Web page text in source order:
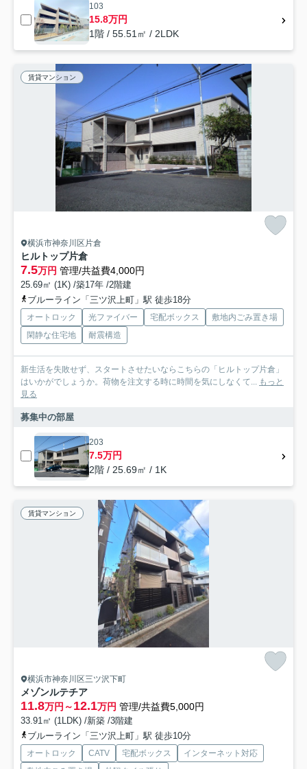
103
15.8万円
1階 / 55.51㎡ / 2LDK
賃貸マンション
横浜市神奈川区片倉
ヒルトップ片倉
7.5万円 管理/共益費4,000円
25.69㎡ (1K) /築17年 /2階建
ブルーライン「三ツ沢上町」駅 徒歩18分
オートロック 光ファイバー 宅配ボックス
敷地内ごみ置き場
閑静な住宅地
耐震構造
新生活を失敗せず、スタートさせたいならこちらの「ヒルトップ片倉」
はいかがでしょうか。荷物を注文する時に時間を気にしなくて... もっと
見る
募集中の部屋
203
7.5万円
2階 / 25.69㎡ / 1K
賃貸マンション
横浜市神奈川区三ツ沢下町
メゾンルテチア
11.8万円～12.1万円 管理/共益費5,000円
33.91㎡ (1LDK) /新築 /3階建
ブルーライン「三ツ沢上町」駅 徒歩10分
オートロック CATV 宅配ボックス
インターネット対応